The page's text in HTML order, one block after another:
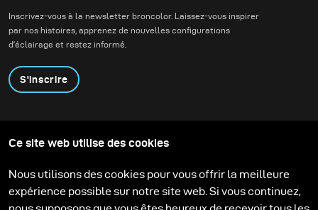
Inscrivez-vous à la newsletter broncolor. Laissez-vous inspirer
par nos histoires, apprenez de nouvelles configurations
d'éclairage et restez informé.
S'inscrire
Contactez-nous
Technologies
Support
Carrière
Media Center
Ce site web utilise des cookies
Nous utilisons des cookies pour vous offrir la meilleure
expérience possible sur notre site web. Si vous continuez,